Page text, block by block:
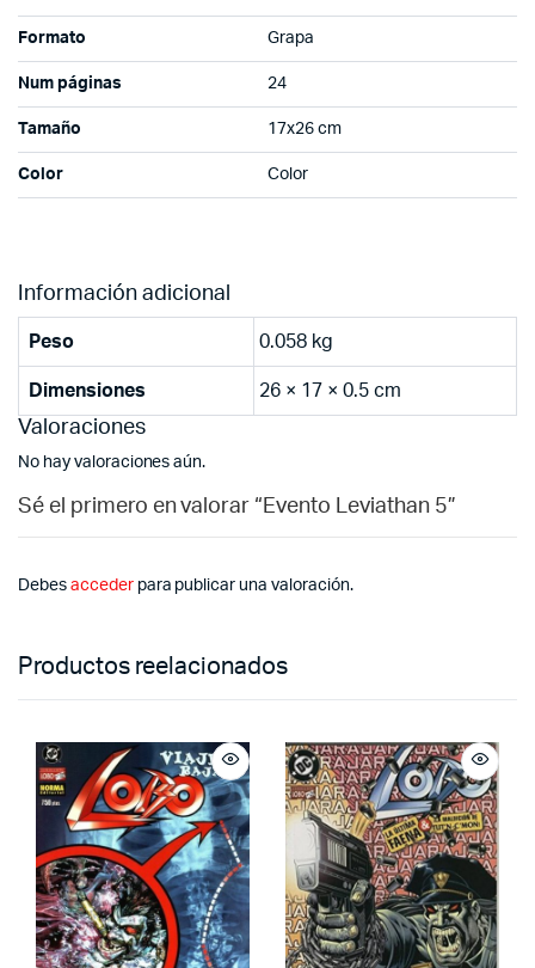
Formato Grapa
Num páginas 24
Tamaño 17x26 cm
Color Color
Información adicional
Peso 0.058 kg
Dimensiones 26 × 17 × 0.5 cm
Valoraciones
No hay valoraciones aún.
Sé el primero en valorar “Evento Leviathan 5”
Debes accederpara publicar una valoración.
Productos reelacionados